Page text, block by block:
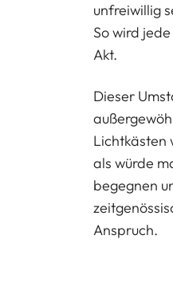
unfreiwillig
So wird
Akt.
Dieser
Lichtkästen
als würde
begegnen
Anspruch.